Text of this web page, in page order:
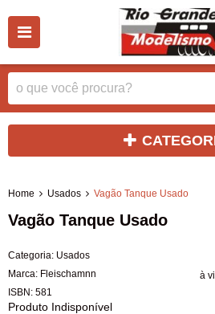
Home Usados Vagão Tanque Usado
Vagão Tanque Usado
Categoria: Usados
Marca: Fleischamnn
ISBN: 581
Produto Indisponível
à